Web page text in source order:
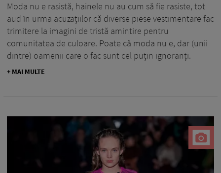
Moda nu e rasistă, hainele nu au cum să fie rasiste, tot
aud în urma acuzațiilor că diverse piese vestimentare fac
trimitere la imagini de tristă amintire pentru
comunitatea de culoare. Poate că moda nu e, dar (unii
dintre) oamenii care o fac sunt cel puțin ignoranți.
+ MAI MULTE